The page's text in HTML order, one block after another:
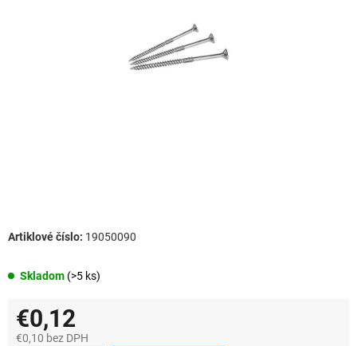
Skladom (>5 ks)
19050090
€0,12
€0,10 bez DPH